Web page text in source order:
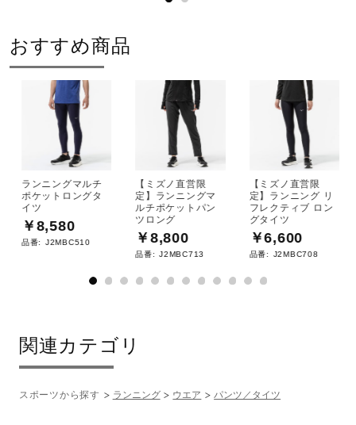
おすすめ商品
ランニングマルチ
ポケットロングタ
イツ
￥8,580
品番: J2MBC510
【ミズノ直営限
定】ランニングマ
ルチポケットパン
ツロング
￥8,800
品番: J2MBC713
【ミズノ直営限
定】ランニング リ
フレクティブ ロン
グタイツ
￥6,600
品番: J2MBC708
関連カテゴリ
スポーツから探す ランニング ウエア パンツ／タイツ